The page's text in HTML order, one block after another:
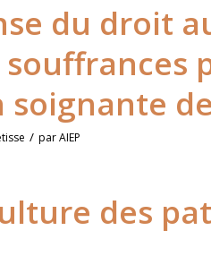
du droit
/ parAIEP
des